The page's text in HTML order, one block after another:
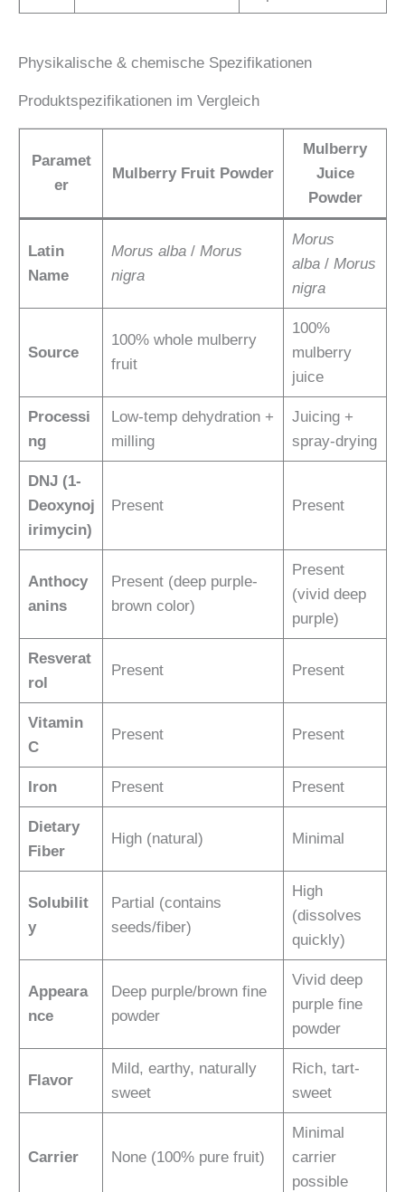
Physikalische & chemische Spezifikationen
Produktspezifikationen im Vergleich
Paramet
er
Mulberry Fruit Powder
Mulberry
Juice
Powder
Latin
Name
Morus alba/ Morus
nigra
Morus
alba/ Morus
nigra
Source
100% whole mulberry
fruit
100%
mulberry
juice
Processi
ng
Low-temp dehydration +
milling
Juicing +
spray-drying
DNJ (1-
Deoxynoj
irimycin)
Present Present
Anthocy
anins
Present (deep purple-
brown color)
Present
(vivid deep
purple)
Resverat
rol
Present Present
Vitamin
C
Present Present
Iron Present Present
Dietary
Fiber
High (natural) Minimal
Solubilit
y
Partial (contains
seeds/fiber)
High
(dissolves
quickly)
Appeara
nce
Deep purple/brown fine
powder
Vivid deep
purple fine
powder
Flavor
Mild, earthy, naturally
sweet
Rich, tart-
sweet
Carrier None (100% pure fruit)
Minimal
carrier
possible